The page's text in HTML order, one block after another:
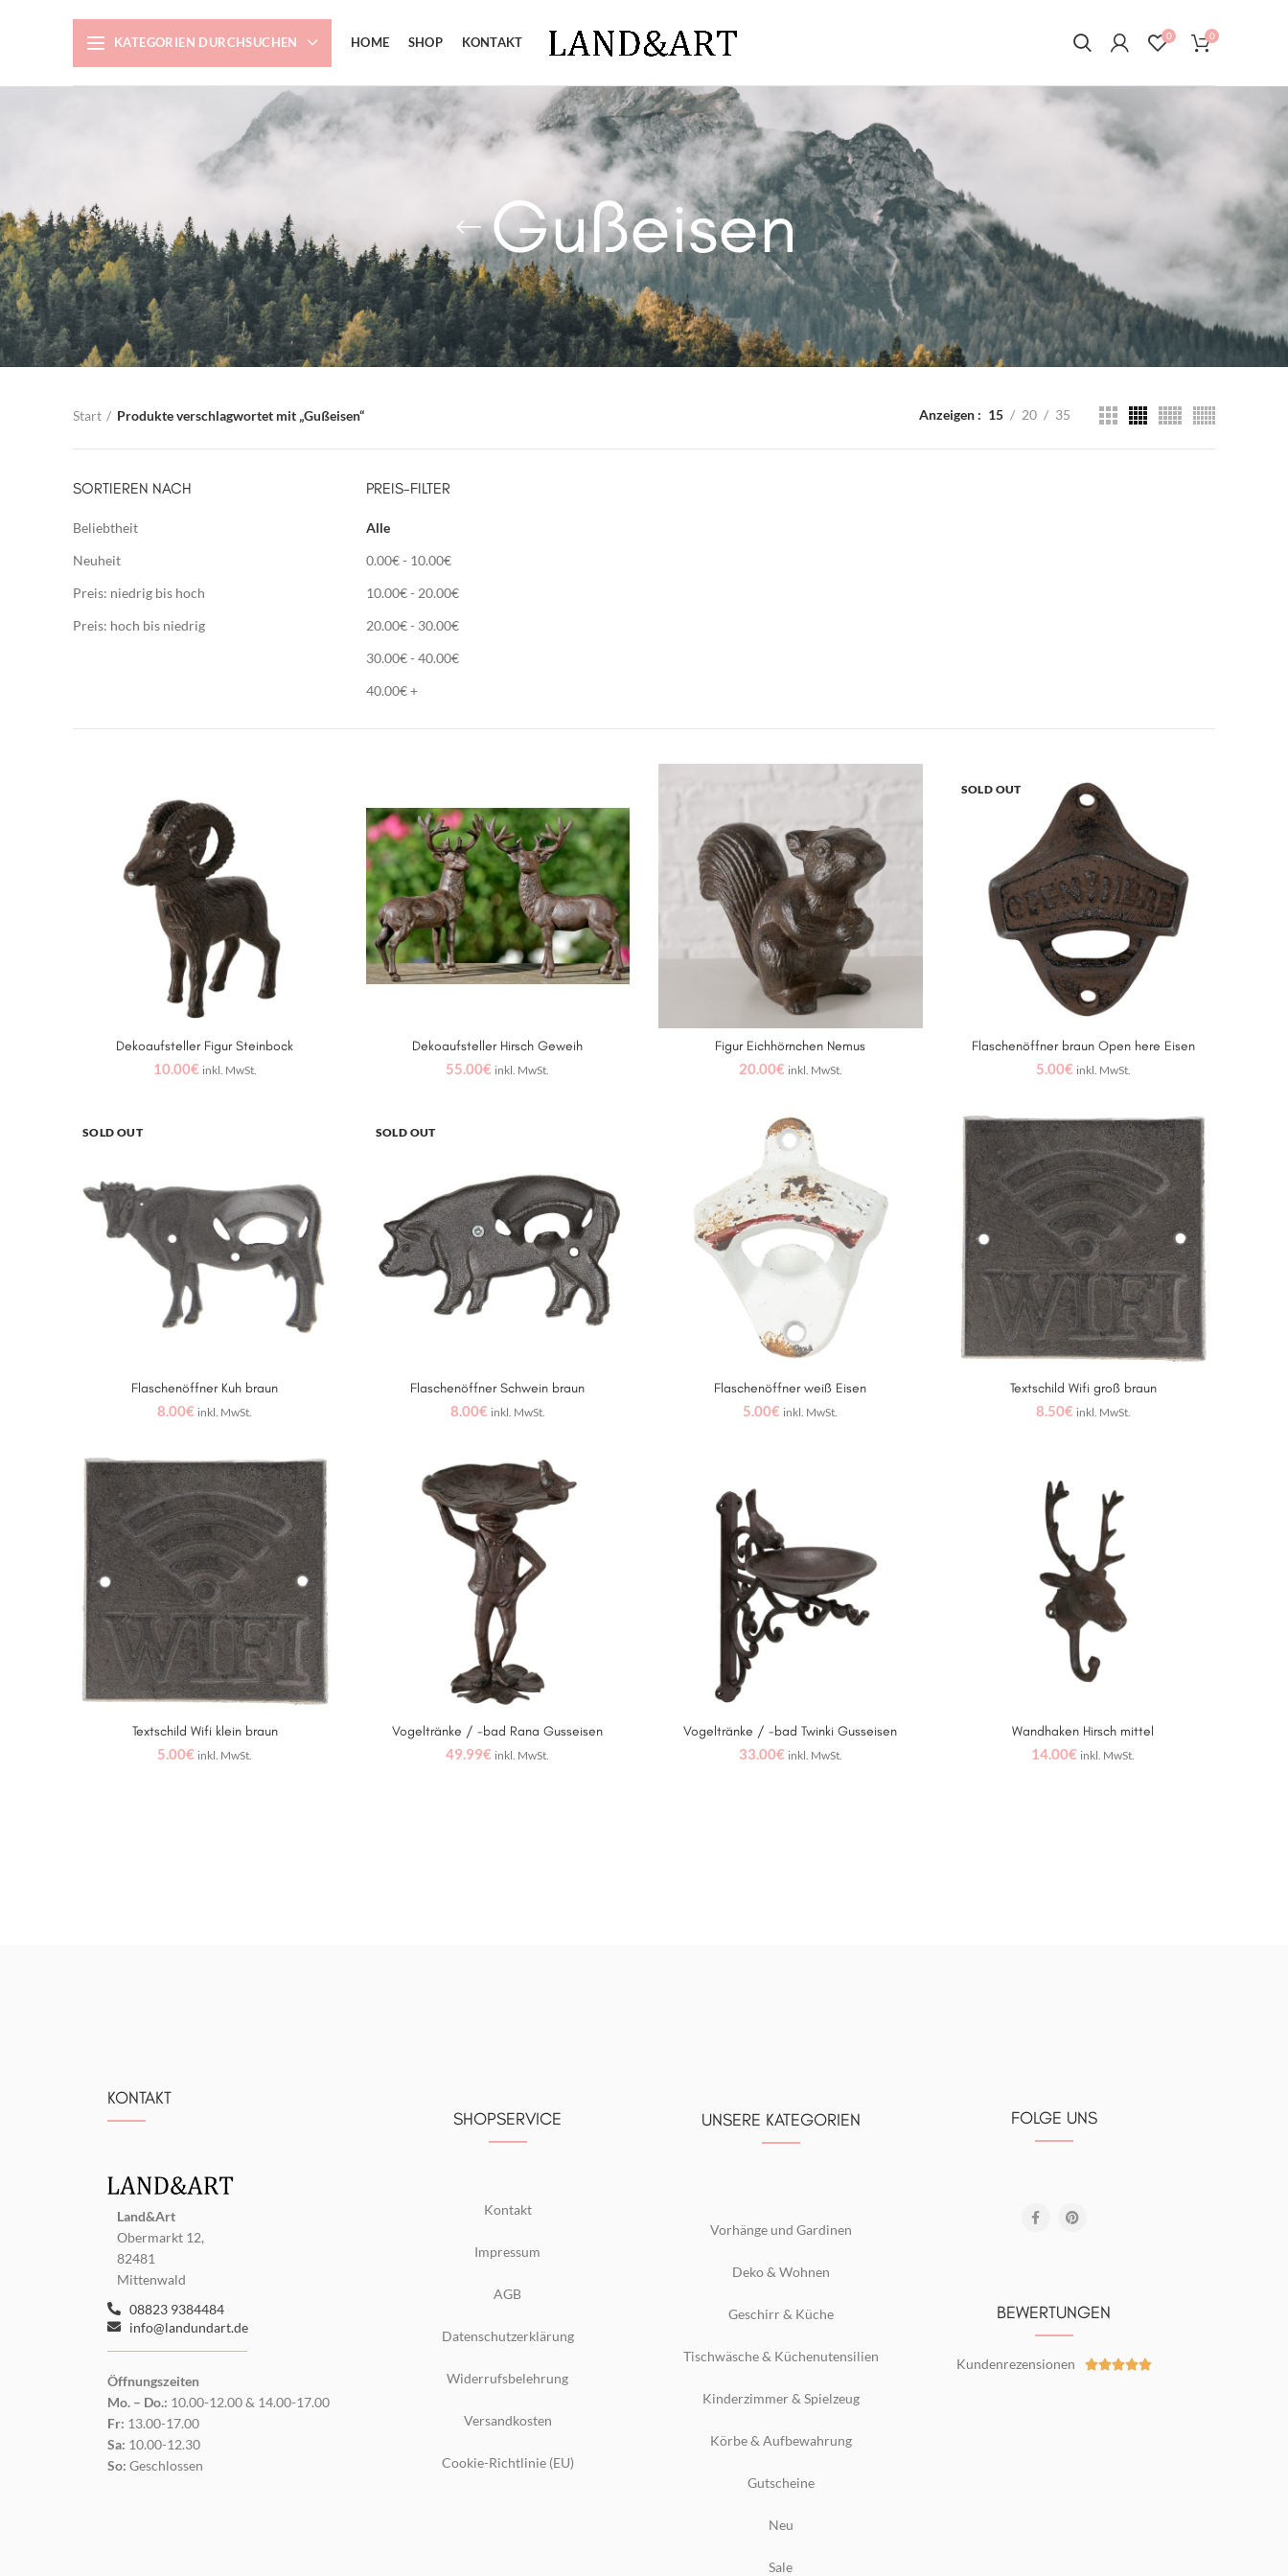
KATEGORIEN DURCHSUCHEN HOME SHOP KONTAKT 0 0
Gußeisen
Start Produkte verschlagwortet mit „Gußeisen“ Anzeigen 15 20 35
SORTIEREN NACH
Beliebtheit
Neuheit
Preis: niedrig bis hoch
Preis: hoch bis niedrig
PREIS-FILTER
Alle
0.00€- 10.00€
10.00€- 20.00€
20.00€- 30.00€
30.00€- 40.00€
40.00€+
IN DEN WARENKORB
Dekoaufsteller Figur Steinbock
10.00€ inkl. MwSt.
IN DEN WARENKORB
Dekoaufsteller Hirsch Geweih
55.00€ inkl. MwSt.
IN DEN WARENKORB
Figur Eichhörnchen Nemus
20.00€ inkl. MwSt.
SOLD OUT
WEITERLESEN
Flaschenöffner braun Open here Eisen
5.00€ inkl. MwSt.
SOLD OUT
WEITERLESEN
Flaschenöffner Kuh braun
8.00€ inkl. MwSt.
SOLD OUT
WEITERLESEN
Flaschenöffner Schwein braun
8.00€ inkl. MwSt.
IN DEN WARENKORB
Flaschenöffner weiß Eisen
5.00€ inkl. MwSt.
IN DEN WARENKORB
Textschild Wifi groß braun
8.50€ inkl. MwSt.
IN DEN WARENKORB
Textschild Wifi klein braun
5.00€ inkl. MwSt.
IN DEN WARENKORB
Vogeltränke / -bad Rana Gusseisen
49.99€ inkl. MwSt.
IN DEN WARENKORB
Vogeltränke / -bad Twinki Gusseisen
33.00€ inkl. MwSt.
IN DEN WARENKORB
Wandhaken Hirsch mittel
14.00€ inkl. MwSt.
KONTAKT
Land&Art
Obermarkt 12,
82481
Mittenwald
08823 9384484
info@landundart.de
Öffnungszeiten
Mo. – Do.: 10.00-12.00 & 14.00-17.00
Fr: 13.00-17.00
Sa: 10.00-12.30
So: Geschlossen
SHOPSERVICE
Kontakt
Impressum
AGB
Datenschutzerklärung
Widerrufsbelehrung
Versandkosten
Cookie-Richtlinie (EU)
UNSERE KATEGORIEN
Vorhänge und Gardinen
Deko & Wohnen
Geschirr & Küche
Tischwäsche & Küchenutensilien
Kinderzimmer & Spielzeug
Körbe & Aufbewahrung
Gutscheine
Neu
Sale
FOLGE UNS
BEWERTUNGEN
Kundenrezensionen 